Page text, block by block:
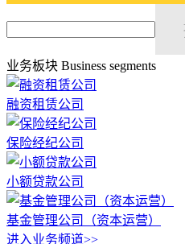
业务板块 Business segments
融资租赁公司
保险经纪公司
小额贷款公司
基金管理公司（资本运营）
进入业务频道>>